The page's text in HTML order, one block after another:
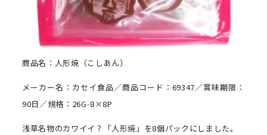
商品名：人形焼（こしあん）
メーカー名：カセイ食品／商品コード：69347／賞味期限：
90日／規格：26G-8×8P
浅草名物のカワイイ？「人形焼」を8個パックにしました。